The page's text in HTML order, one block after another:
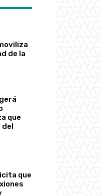
de la
que
del
que